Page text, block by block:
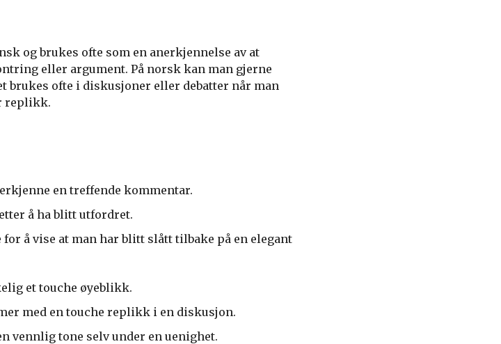
og brukes ofte som en anerkjennelse av at
eller argument. På norsk kan man gjerne
brukes ofte i diskusjoner eller debatter når man
replikk.
en treffende kommentar.
å ha blitt utfordret.
å vise at man har blitt slått tilbake på en elegant
et touche øyeblikk.
med en touche replikk i en diskusjon.
vennlig tone selv under en uenighet.